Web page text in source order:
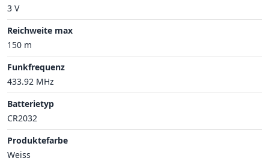
3 V
Reichweite max
150 m
Funkfrequenz
433.92 MHz
Batterietyp
CR2032
Produktefarbe
Weiss